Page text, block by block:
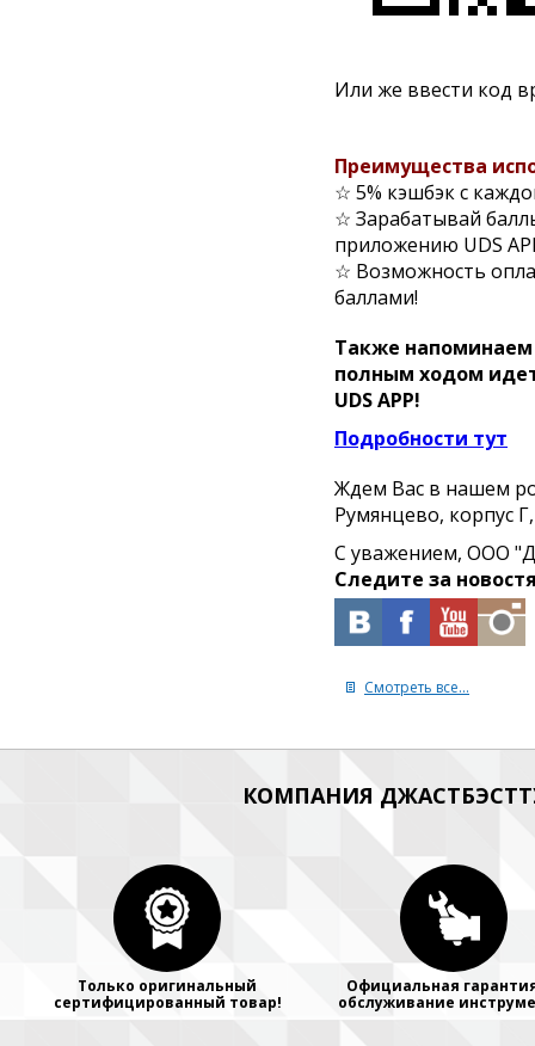
Или же ввести код
Преимущества
☆ 5% кэшбэк с
☆ Зарабатывай
приложению UDS
☆ Возможность
баллами!
Также
полным ходом
UDS APP!
Подробности тут
Ждем Вас в нашем
Румянцево, корпус
С уважением, ООО
Следите за
Смотреть все...
КОМПАНИЯ
Только оригинальный
сертифицированный товар!
Официальная
обслуживание